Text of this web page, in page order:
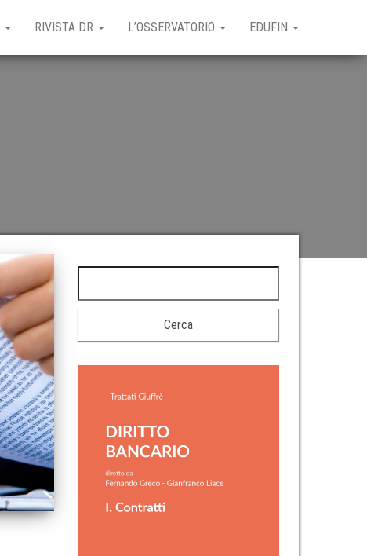
RIVISTA DR L’OSSERVATORIO EDUFIN